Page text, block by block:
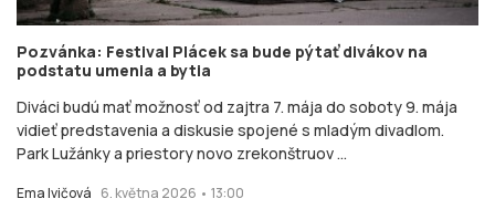
Pozvánka: Festival Plácek sa bude pýtať divákov na
podstatu umenia a bytia
Diváci budú mať možnosť od zajtra 7. mája do soboty 9. mája
vidieť predstavenia a diskusie spojené s mladým divadlom.
Park Lužánky a priestory novo zrekonštruov ...
Ema Ivičová 6. května 2026 • 13:00